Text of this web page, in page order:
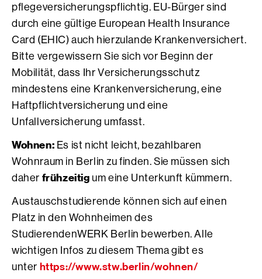
pflegeversicherungspflichtig. EU-Bürger sind
durch eine gültige European Health Insurance
Card (EHIC) auch hierzulande Krankenversichert.
Bitte vergewissern Sie sich vor Beginn der
Mobilität, dass Ihr Versicherungsschutz
mindestens eine Krankenversicherung, eine
Haftpflichtversicherung und eine
Unfallversicherung umfasst.
Wohnen: Es ist nicht leicht, bezahlbaren
Wohnraum in Berlin zu finden. Sie müssen sich
daher frühzeitig um eine Unterkunft kümmern.
Austauschstudierende können sich auf einen
Platz in den Wohnheimen des
StudierendenWERK Berlin bewerben. Alle
wichtigen Infos zu diesem Thema gibt es
unter https://www.stw.berlin/wohnen/